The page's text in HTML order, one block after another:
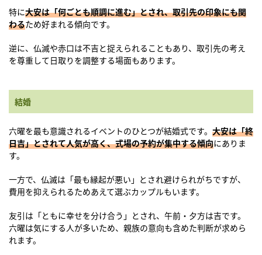
特に大安は「何ごとも順調に進む」とされ、取引先の印象にも関
わるため好まれる傾向です。
逆に、仏滅や赤口は不吉と捉えられることもあり、取引先の考え
を尊重して日取りを調整する場面もあります。
結婚
六曜を最も意識されるイベントのひとつが結婚式です。 大安は「終
日吉」とされて人気が高く、式場の予約が集中する傾向にありま
す。
一方で、仏滅は「最も縁起が悪い」とされ避けられがちですが、
費用を抑えられるためあえて選ぶカップルもいます。
友引は「ともに幸せを分け合う」とされ、午前・夕方は吉です。
六曜は気にする人が多いため、親族の意向も含めた判断が求めら
れます。